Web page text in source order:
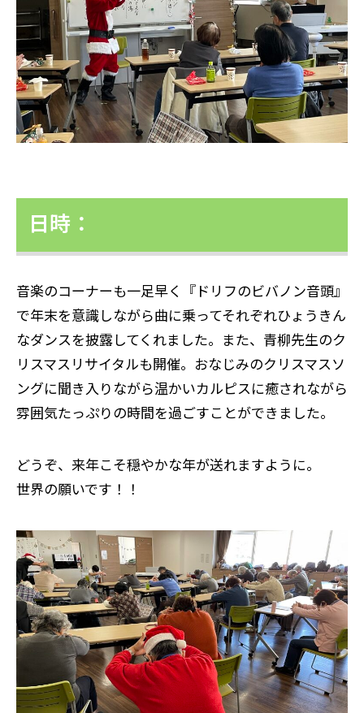
日時：
音楽のコーナーも一足早く『ドリフのビバノン音頭』
で年末を意識しながら曲に乗ってそれぞれひょうきん
なダンスを披露してくれました。また、青柳先生のク
リスマスリサイタルも開催。おなじみのクリスマスソ
ングに聞き入りながら温かいカルピスに癒されながら
雰囲気たっぷりの時間を過ごすことができました。
どうぞ、来年こそ穏やかな年が送れますように。
世界の願いです！！